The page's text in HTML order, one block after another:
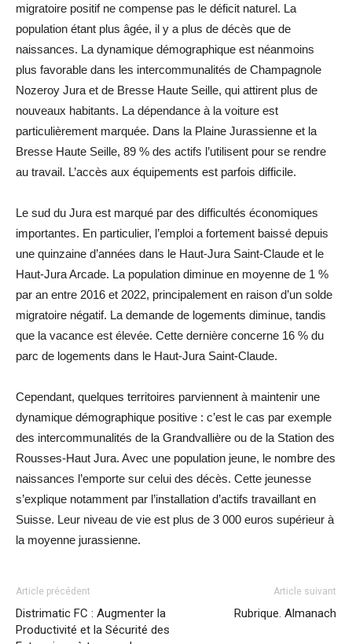
migratoire positif ne compense pas le déficit naturel. La
population étant plus âgée, il y a plus de décès que de
naissances. La dynamique démographique est néanmoins
plus favorable dans les intercommunalités de Champagnole
Nozeroy Jura et de Bresse Haute Seille, qui attirent plus de
nouveaux habitants. La dépendance à la voiture est
particulièrement marquée. Dans la Plaine Jurassienne et la
Bresse Haute Seille, 89 % des actifs l’utilisent pour se rendre
au travail. L’accès aux équipements est parfois difficile.
Le sud du Jura est marqué par des difficultés économiques
importantes. En particulier, l’emploi a fortement baissé depuis
une quinzaine d’années dans le Haut-Jura Saint-Claude et le
Haut-Jura Arcade. La population diminue en moyenne de 1 %
par an entre 2016 et 2022, principalement en raison d’un solde
migratoire négatif. La demande de logements diminue, tandis
que la vacance est élevée. Cette dernière concerne 16 % du
parc de logements dans le Haut-Jura Saint-Claude.
Cependant, quelques territoires parviennent à maintenir une
dynamique démographique positive : c’est le cas par exemple
des intercommunalités de la Grandvallière ou de la Station des
Rousses-Haut Jura. Avec une population jeune, le nombre des
naissances l’emporte sur celui des décès. Cette jeunesse
s’explique notamment par l’installation d’actifs travaillant en
Suisse. Leur niveau de vie est plus de 3 000 euros supérieur à
la moyenne jurassienne.
Article précédent
Distrimatic FC : Augmenter la
Productivité et la Sécurité des
Article suivant
Rubrique. Almanach